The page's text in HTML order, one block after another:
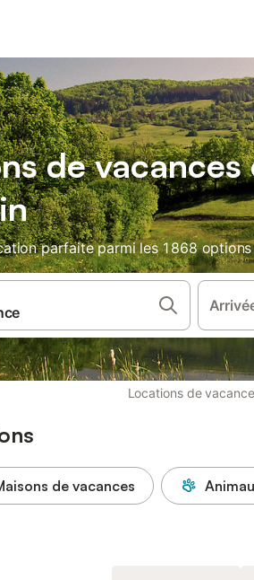
de
parfaite parmi les 1 868
Locations de
de vacances